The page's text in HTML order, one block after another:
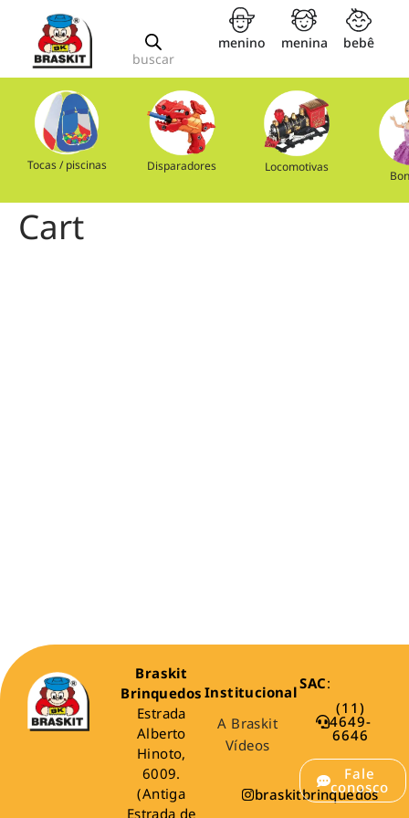
buscar
menino menina bebê
Tocas / piscinas Disparadores Locomotivas
Cart
Braskit
Brinquedos
Estrada
Alberto
Hinoto,
6009.
(Antiga
Estrada de
Institucional
A Braskit
Vídeos
braskitbrinquedos
SAC:
(11)
4649-
6646
Fale
conosco